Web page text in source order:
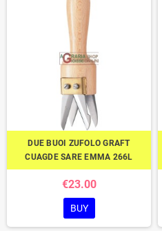
DUE BUOI ZUFOLO GRAFT
CUAGDE SARE EMMA 266L
€23.00
BUY